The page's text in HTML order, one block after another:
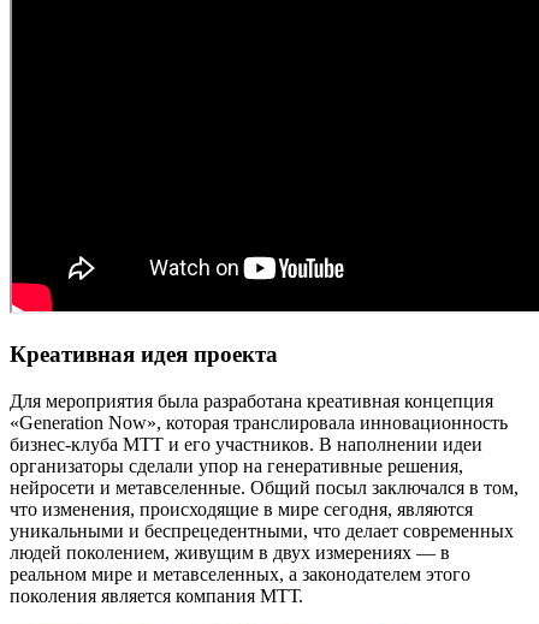
Креативная идея проекта
Для мероприятия была разработана креативная концепция
«Generation Now», которая транслировала инновационность
бизнес-клуба МТТ и его участников. В наполнении идеи
организаторы сделали упор на генеративные решения,
нейросети и метавселенные. Общий посыл заключался в том,
что изменения, происходящие в мире сегодня, являются
уникальными и беспрецедентными, что делает современных
людей поколением, живущим в двух измерениях — в
реальном мире и метавселенных, а законодателем этого
поколения является компания МТТ.